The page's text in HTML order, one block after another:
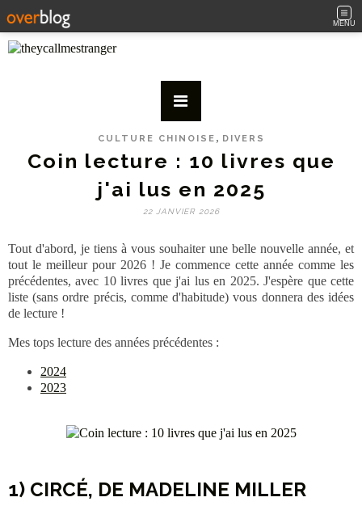
MENU
CULTURE CHINOISE , DIVERS
Coin lecture : 10 livres que
j'ai lus en 2025
22 JANVIER 2026
Tout d'abord, je tiens à vous souhaiter une belle nouvelle année, et
tout le meilleur pour 2026 ! Je commence cette année comme les
précédentes, avec 10 livres que j'ai lus en 2025. J'espère que cette
liste (sans ordre précis, comme d'habitude) vous donnera des idées
de lecture !
Mes tops lecture des années précédentes :
2024
2023
1) CIRCÉ, DE MADELINE MILLER